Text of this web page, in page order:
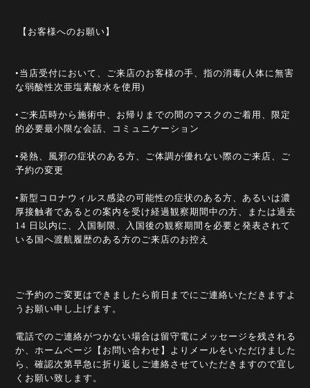
【お客様へのお願い】
•当店受付において、ご来店のお客様の手、指の消毒(人体に無害
な弱酸性次亜塩素酸水を使用)
•ご来店時から施術中、お帰りまでの間のマスクのご着用、限定
的必要最小限な会話、コミュニケーション
•発熱、風邪の症状のある方、ご体調が優れない際のご来店、ご
予約の変更
•新型コロナウィルス感染の可能性の症状のある方、あるいは濃
厚接触者であるとの案内を受け経過観察期間中の方、または過去
14 日以内に、入国制限、入国後の観察期間を必要と発表されて
いる国へ渡航履歴のある方のご来店のお控え
ご予約のご変更はできましたら前日までにご連絡いただきますよ
うお願い申し上げます。
電話でのご連絡がつかない場合は留守電にメッセージを残される
か、ホームページ【お問い合わせ】よりメールをいただけました
ら、確認次第早急に折り返しご連絡させていただきますので宜し
くお願い致します。